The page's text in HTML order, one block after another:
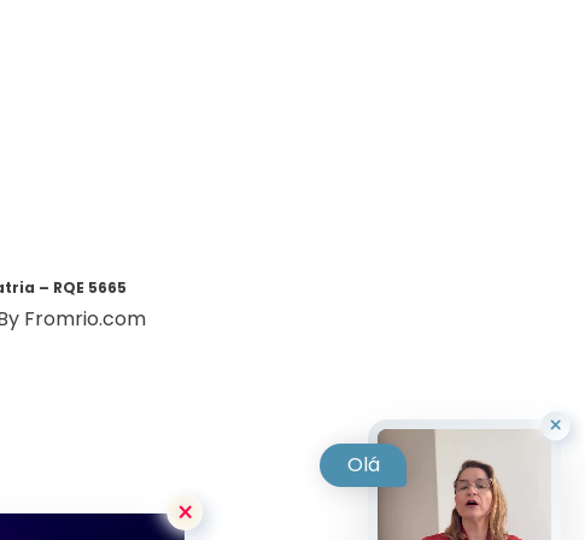
– RQE 5665
Fromrio.com
Olá
×